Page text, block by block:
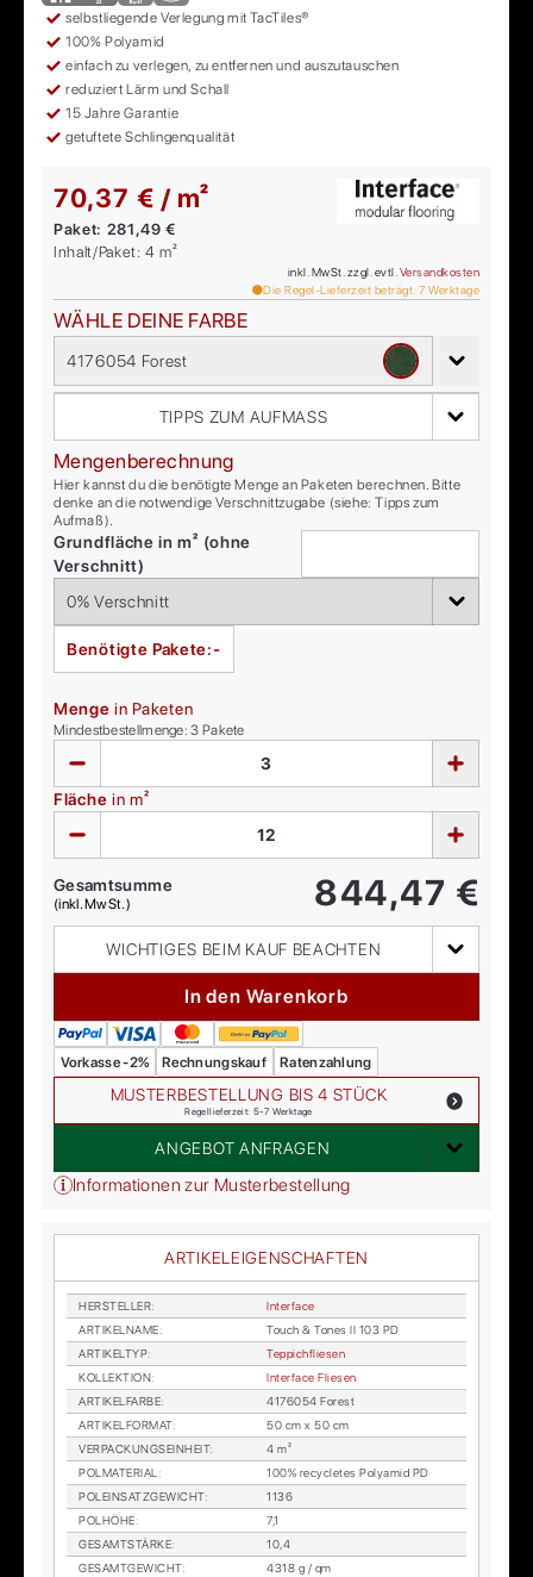
selbstliegende Verlegung mit TacTiles®
100% Polyamid
einfach zu verlegen, zu entfernen und auszutauschen
reduziert Lärm und Schall
15 Jahre Garantie
getuftete Schlingenqualität
70,37 € / m²
Paket: 281,49 €
Inhalt/Paket:4 m²
inkl. MwSt. zzgl. evtl. Versandkosten
Die Regel-Lieferzeit beträgt: 7 Werktage
WÄHLE DEINE FARBE
4176054 Forest
TIPPS ZUM AUFMASS
Mengenberechnung
Hier kannst du die benötigte Menge an Paketen berechnen. Bitte
denke an die notwendige Verschnittzugabe (siehe: Tipps zum
Aufmaß).
Grundfläche in m² (ohne
Verschnitt)
Benötigte Pakete:-
Menge in Paketen
Mindestbestellmenge:3 Pakete
Fläche in m²
Gesamtsumme
(inkl. MwSt.) 844,47 €
WICHTIGES BEIM KAUF BEACHTEN
In den Warenkorb
Vorkasse -2% Rechnungskauf Ratenzahlung
MUSTERBESTELLUNG BIS 4 STÜCK
Regellieferzeit: 5-7 Werktage
ANGEBOT ANFRAGEN
Informationen zur Musterbestellung
ARTIKELEIGENSCHAFTEN
HER­STEL­LER:
In­ter­face
AR­TI­KEL­NA­ME:
Touch & To­nes II 103 PD
AR­TI­KEL­TYP:
Tep­pich­flie­sen
KOL­LEK­TI­ON:
In­ter­face Flie­sen
AR­TI­KEL­FAR­BE:
4176054 Fo­rest
AR­TI­KEL­FOR­MAT:
50 cm x 50 cm
VER­PA­CKUNGS­EIN­HEIT:
4 m²
POL­MA­TE­RI­AL:
100% re­cy­cle­tes Po­ly­amid PD
POL­EIN­SATZ­GE­WICHT:
1136
POL­HÖ­HE:
7,1
GE­SAMT­STÄR­KE:
10,4
GE­SAMT­GE­WICHT:
4318 g / qm